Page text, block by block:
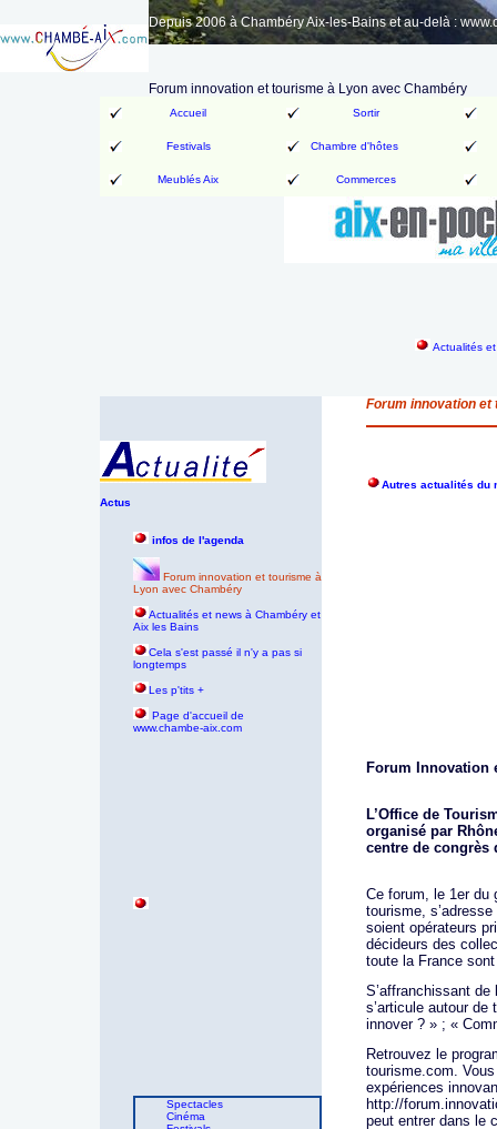
Depuis 2006 à Chambéry Aix-les-Bains et au-delà :
Forum innovation et tourisme à Lyon avec Chambéry
Accueil Sortir
Festivals Chambre d'hôtes
Meublés Aix Commerces
Actualités
Forum innovation
Actus
Autres actualités du
infos de l'agenda
Forum innovation et tourisme à
Lyon avec Chambéry
Actualités et news à Chambéry et
Aix les Bains
Cela s'est passé il n'y a pas si
longtemps
Les p'tits +
Page d'accueil de
www.chambe-aix.com
Spectacles
Cinéma
Forum Innovation
L’Office de
organisé par
centre de congrès
Ce forum, le 1er du
tourisme,
soient opérateurs
décideurs des
toute la France
S’affranchissant de
s’articule autour
innover ? » ; «
Retrouvez le
tourisme.com.
expériences
http://
peut entrer dans le